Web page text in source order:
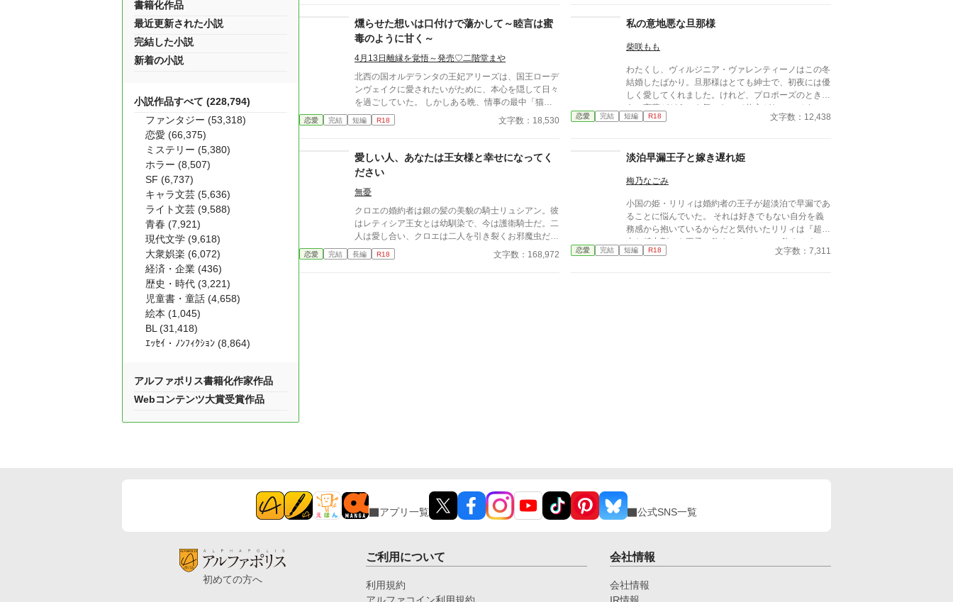
いの噂なんて知らないクララは良心に従い彼を助け、
治療を施す。 だが、レイルドには隠している秘
密……性癖があった。 ――君の××××、触らせてもら
えないだろうか？
燻らせた想いは口付けで蕩かして～睦言は蜜
毒のように甘く～
4月13日離縁を覚悟～発売♡二階堂まや
北西の国オルデランタの王妃アリーズは、国王ローデ
ンヴェイクに愛されたいがために、本心を隠して日々
を過ごしていた。 しかしある晩、情事の最中「猫か
ぶりはいい加減にしろ」と彼に言われてしまう。 夫
に嫌われたくないが、自分に自信が持てないため涙す
ことを上手く伝えられないもどかしさを密かに抱えて
いた。 気持ちを伝え合った二人は、本音しか口にし
ない、隠し立てをしないという約束を交わし、身体を
重ねるが……？ 「こんな本性どこに隠してたんだ
か」 「構って欲しい人だったなんて、思いませんで
したわ」 さてさて、互いの本性を知った夫婦の行く
末やいかに。 +ムーンライトノベルズにも掲載してお
ります。
恋愛 完結 短編 R18 文字数：18,530
私の意地悪な旦那様
柴咲もも
わたくし、ヴィルジニア・ヴァレンティーノはこの冬
結婚したばかり。旦那様はとても紳士で、初夜には優
しく愛してくれました。けれど、プロポーズのときの
あの言葉がどうにも気になって仕方がないのです。
――《嗜虐趣味》って、なんですの？ ※お嬢様な新
です
恋愛 完結 短編 R18 文字数：12,438
愛しい人、あなたは王女様と幸せになってく
ださい
無憂
クロエの婚約者は銀の髪の美貌の騎士リュシアン。彼
はレティシア王女とは幼馴染で、今は護衛騎士だ。二
人は愛し合い、クロエは二人を引き裂くお邪魔虫だと
噂されている。王女のそばを離れないリュシアンと
は、ここ数年、ろくな会話もない。愛されない日々に
恋愛 完結 長編 R18 文字数：168,972
淡泊早漏王子と嫁き遅れ姫
梅乃なごみ
小国の姫・リリィは婚約者の王子が超淡泊で早漏であ
ることに悩んでいた。 それは好きでもない自分を義
務感から抱いているからだと気付いたリリィは『超強
力な精力剤』を王子に飲ませることに。 飲ませるこ
とには成功したものの、思っていたより効果がでてし
恋愛 完結 短編 R18 文字数：7,311
書籍化作品
最近更新された小説
完結した小説
新着の小説
小説作品すべて (228,794)
ファンタジー (53,318)
恋愛 (66,375)
ミステリー (5,380)
ホラー (8,507)
SF (6,737)
キャラ文芸 (5,636)
ライト文芸 (9,588)
青春 (7,921)
現代文学 (9,618)
大衆娯楽 (6,072)
経済・企業 (436)
歴史・時代 (3,221)
児童書・童話 (4,658)
絵本 (1,045)
BL (31,418)
ｴｯｾｲ・ﾉﾝﾌｨｸｼｮﾝ (8,864)
アルファポリス書籍化作家作品
Webコンテンツ大賞受賞作品
アプリ一覧 公式SNS一覧
初めての方へ
ご利用について
利用規約
会社情報
会社情報